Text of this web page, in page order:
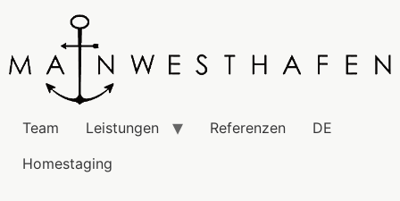
Team Leistungen Referenzen
DE
Homestaging